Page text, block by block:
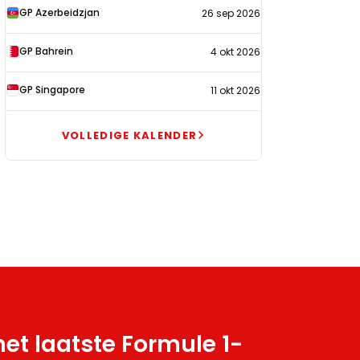
GP Azerbeidzjan 26 sep 2026
GP Bahrein 4 okt 2026
GP Singapore 11 okt 2026
VOLLEDIGE KALENDER
laatste Formule 1-